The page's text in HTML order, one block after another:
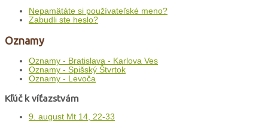
Nepamätáte si používateľské meno?
Zabudli ste heslo?
Oznamy
Oznamy - Bratislava - Karlova Ves
Oznamy - Spišský Štvrtok
Oznamy - Levoča
Kľúč k víťazstvám
9. august Mt 14, 22-33